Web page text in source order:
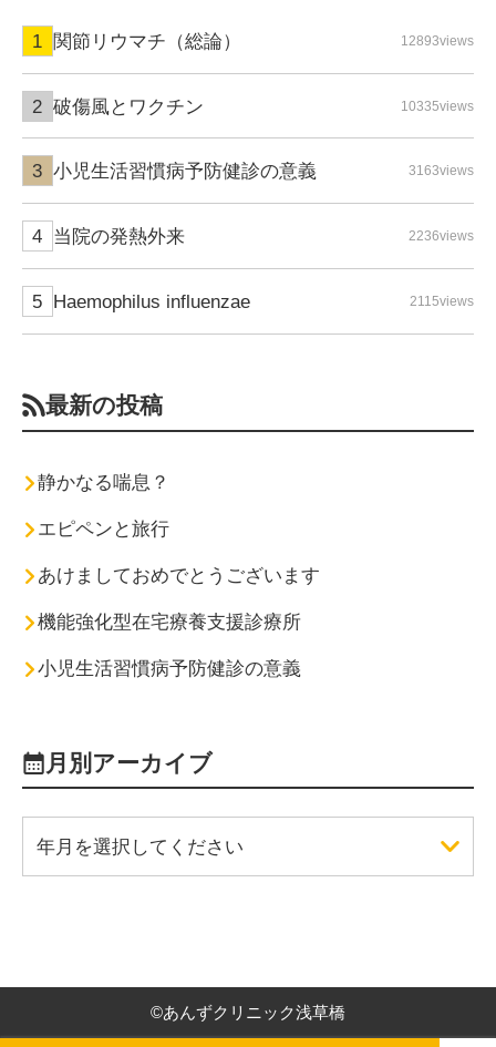
関節リウマチ（総論） 12893views
破傷風とワクチン 10335views
小児生活習慣病予防健診の意義 3163views
当院の発熱外来 2236views
Haemophilus influenzae 2115views
最新の投稿
静かなる喘息？
エピペンと旅行
あけましておめでとうございます
機能強化型在宅療養支援診療所
小児生活習慣病予防健診の意義
月別アーカイブ
年月を選択してください
©あんずクリニック浅草橋